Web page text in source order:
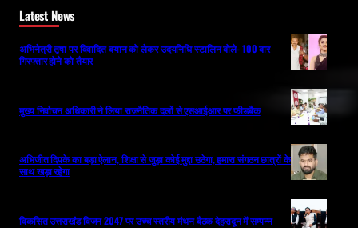
Latest News
अभिनेत्री तृषा पर विवादित बयान को लेकर उदयनिधि स्टालिन बोले- 100 बार
गिरफ्तार होने को तैयार
मुख्य निर्वाचन अधिकारी ने लिया राजनैतिक दलों से एसआईआर पर फीडबैक
अभिजीत दिपके का बड़ा ऐलान, शिक्षा से जुड़ा कोई मुद्दा उठेगा, हमारा संगठन छात्रों के
साथ खड़ा रहेगा
विकसित उत्तराखंड विजन 2047 पर उच्च स्तरीय मंथन बैठक देहरादून में सम्पन्न